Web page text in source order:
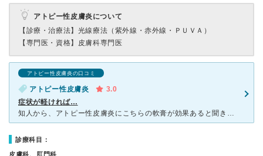
アトピー性皮膚炎について
【診療・治療法】 光線療法（紫外線・赤外線・ＰＵＶＡ）
【専門医・資格】 皮膚科専門医
アトピー性皮膚炎の口コミ
アトピー性皮膚炎
3.0
症状が軽ければ…
知人から、アトピー性皮膚炎にこちらの軟膏が効果あると聞き、予約しました。 駅からは少し距離があります。建物は古く医師も高齢ですが、説明は丁寧です。 蜂蜜をベースにした独自の軟膏と、ラノリンベー
診療科目：
皮膚科、肛門科